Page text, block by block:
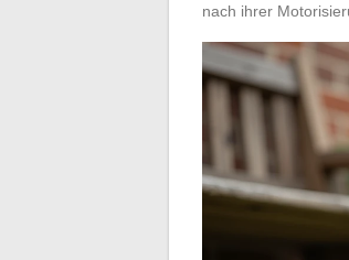
nach ihrer